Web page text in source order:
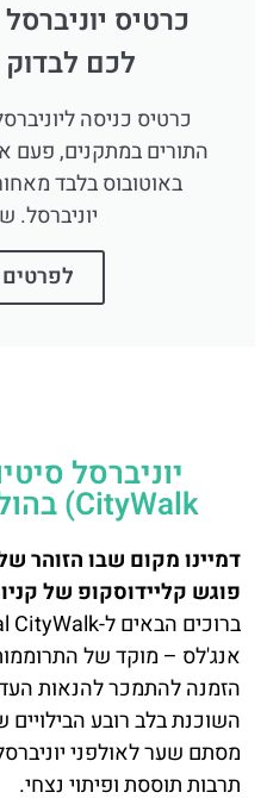
לכם
כרטיס כניסה
התורים במתקנים, פעם
באוטובוס בלבד
יוניברסל.
לפרטים
CityWalk) בהוליווד לוס אנג'לס
דמיינו מקום שבו הזוהר
פוגש קליידוסקופ של
אנג'לס – מוקד של
הזמנה להתמכר להנאות
השוכנת בלב רובע
מסתם שער לאולפני
תרבות תוססת ופיתוי נצחי.